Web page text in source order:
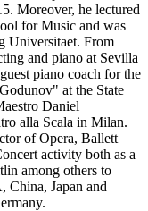
Moreover, he lectured
for Music and was
Universitaet. From
and piano at Sevilla
piano coach for the
at the State
Daniel
alla Scala in Milan.
of Opera, Ballett
activity both as a
among others to
China, Japan and